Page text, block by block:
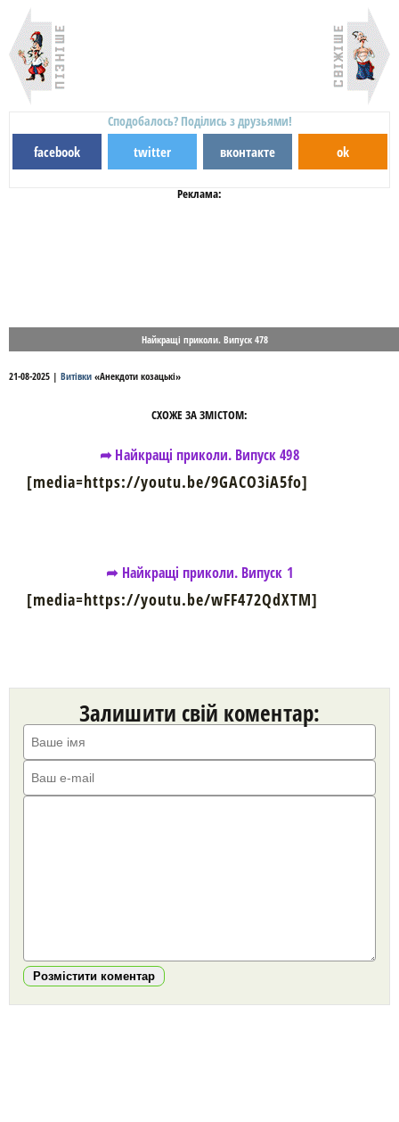
Сподобалось? Поділись з друзьями!
facebook twitter вконтакте ok
Реклама:
Найкращі приколи. Випуск 478
21-08-2025 | Витівки «Анекдоти козацькі»
СХОЖЕ ЗА ЗМІСТОМ:
➦ Найкращі приколи. Випуск 498
[media=https://youtu.be/9GACO3iA5fo]
➦ Найкращі приколи. Випуск 1
[media=https://youtu.be/wFF472QdXTM]
Залишити свій коментар:
Розмістити коментар